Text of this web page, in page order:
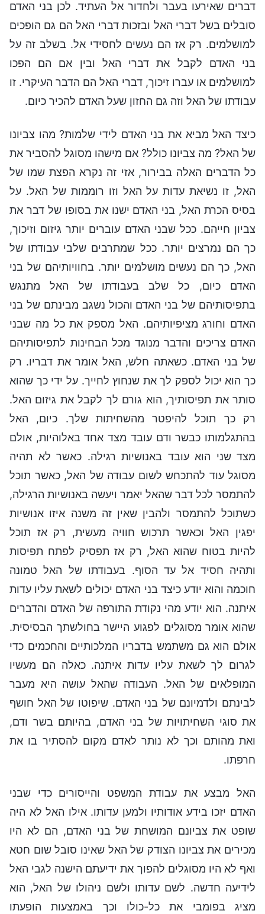
דברים שאירעו בעבר ולחדור אל העתיד. לכן בני האדם
סובלים בשל דברי האל ובזכות דברי האל הם גם הופכים
למושלמים. רק אז הם נעשים לחסידי אל. בשלב זה על
בני האדם לקבל את דברי האל ובין אם הם הפכו
למושלמים או עברו זיכוך, דברי האל הם הדבר העיקרי. זו
עבודתו של האל וזה גם החזון שעל האדם להכיר כיום.
כיצד האל מביא את בני האדם לידי שלמות? מהו צביונו
של האל? מה צביונו כולל? אם מישהו מסוגל להסביר את
כל הדברים האלה בבירור, אזי זה נקרא הפצת שמו של
האל, זו נשיאת עדות על האל וזו רוממות של האל. על
בסיס הכרת האל, בני האדם ישנו את בסופו של דבר את
צביון חייהם. ככל שבני האדם עוברים יותר גיזום וזיכוך,
כך הם נמרצים יותר. ככל שמתרבים שלבי עבודתו של
האל, כך הם נעשים מושלמים יותר. בחוויותיהם של בני
האדם כיום, כל שלב בעבודתו של האל מתנגש
בתפיסותיהם של בני האדם והכול נשגב מבינתם של בני
האדם וחורג מציפיותיהם. האל מספק את כל מה שבני
האדם צריכים והדבר מנוגד מכל הבחינות לתפיסותיהם
של בני האדם. כשאתה חלש, האל אומר את דבריו. רק
כך הוא יכול לספק לך את שנחוץ לחייך. על ידי כך שהוא
סותר את תפיסותיך, הוא גורם לך לקבל את גיזום האל.
רק כך תוכל להיפטר מהשחיתות שלך. כיום, האל
בהתגלמותו כבשר ודם עובד מצד אחד באלוהיות, אולם
מצד שני הוא עובד באנושיות רגילה. כאשר לא תהיה
מסוגל עוד להתכחש לשום עבודה של האל, כאשר תוכל
להתמסר לכל דבר שהאל יאמר ויעשה באנושיות הרגילה,
כשתוכל להתמסר ולהבין שאין זה משנה איזו אנושיות
יפגין האל וכאשר תרכוש חוויה מעשית, רק אז תוכל
להיות בטוח שהוא האל, רק אז תפסיק לפתח תפיסות
ותהיה חסיד אל עד הסוף. בעבודתו של האל טמונה
חוכמה והוא יודע כיצד בני האדם יכולים לשאת עליו עדות
איתנה. הוא יודע מהי נקודת התורפה של האדם והדברים
שהוא אומר מסוגלים לפגוע היישר בחולשתך הבסיסית.
אולם הוא גם משתמש בדבריו המלכותיים והחכמים כדי
לגרום לך לשאת עליו עדות איתנה. כאלה הם מעשיו
המופלאים של האל. העבודה שהאל עושה היא מעבר
לבינתם ולדמיונם של בני האדם. שיפוטו של האל חושף
את סוגי השחיתויות של בני האדם, בהיותם בשר ודם,
ואת מהותם וכך לא נותר לאדם מקום להסתיר בו את
חרפתו.
האל מבצע את עבודת המשפט והייסורים כדי שבני
האדם יזכו בידע אודותיו ולמען עדותו. אילו האל לא היה
שופט את צביונם המושחת של בני האדם, הם לא היו
מכירים את צביונו הצודק של האל שאינו סובל שום חטא
ואף לא היו מסוגלים להפוך את ידיעתם הישנה לגבי האל
לידיעה חדשה. לשם עדותו ולשם ניהולו של האל, הוא
מציג בפומבי את כל-כולו וכך באמצעות הופעתו